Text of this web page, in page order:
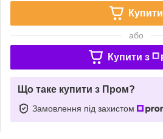
Купити
або
Купити з
Що таке купити з Пром?
Замовлення під захистом